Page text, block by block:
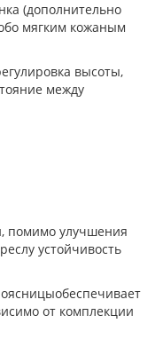
(дополнительно
мягким кожаным
высоты,
между
помимо улучшения
устойчивость
от комплекции